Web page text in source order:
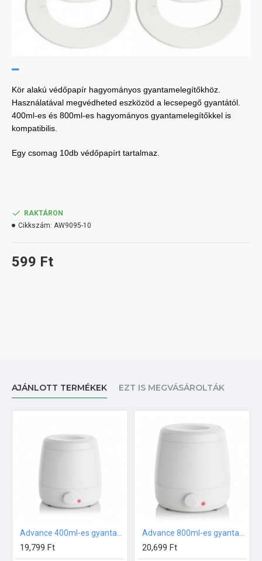
Kör alakú védőpapír hagyományos gyantamelegítőkhöz.
Használatával megvédheted eszközöd a lecsepegő gyantától.
400ml-es és 800ml-es hagyományos gyantamelegítőkkel is
kompatibilis.
Egy csomag 10db védőpapírt tartalmaz.
599 Ft
RAKTÁRON
Cikkszám: AW9095-10
AJÁNLOTT TERMÉKEK EZT IS MEGVÁSÁROLTÁK
19,799 Ft 20,699 Ft